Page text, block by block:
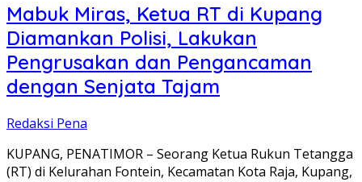
Mabuk Miras, Ketua RT di Kupang
Diamankan Polisi, Lakukan
Pengrusakan dan Pengancaman
dengan Senjata Tajam
Redaksi Pena
KUPANG, PENATIMOR – Seorang Ketua Rukun Tetangga
(RT) di Kelurahan Fontein, Kecamatan Kota Raja, Kupang,